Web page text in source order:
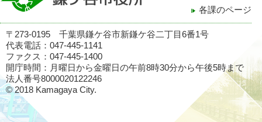
各課のページ
〒273-0195 千葉県鎌ケ谷市新鎌ケ谷二丁目6番1号
代表電話：047-445-1141
ファクス：047-445-1400
開庁時間：月曜日から金曜日の午前8時30分から午後5時まで
法人番号8000020122246
© 2018 Kamagaya City.